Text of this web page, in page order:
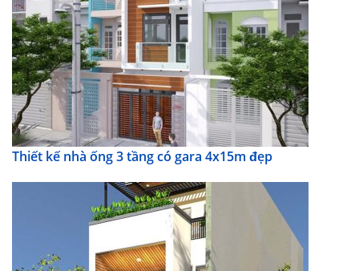
Thiết kế nhà ống 3 tầng có gara 4x15m đẹp